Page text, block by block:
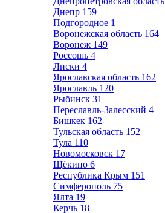
Днепр 159
Подгородное 1
Воронежская область 164
Воронеж 149
Россошь 4
Лиски 4
Ярославская область 162
Ярославль 120
Рыбинск 31
Переславль-Залесский 4
Бишкек 162
Тульская область 152
Тула 110
Новомосковск 17
Щёкино 6
Республика Крым 151
Симферополь 75
Ялта 19
Керчь 18